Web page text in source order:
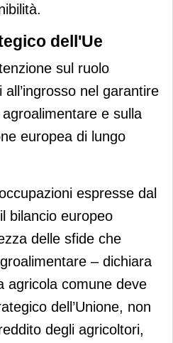
dell'Ue
sul ruolo
nel garantire
agroalimentare e sulla
europea di lungo
espresse dal
bilancio europeo
delle sfide che
– dichiara
agricola comune deve
dell’Unione, non
degli agricoltori,